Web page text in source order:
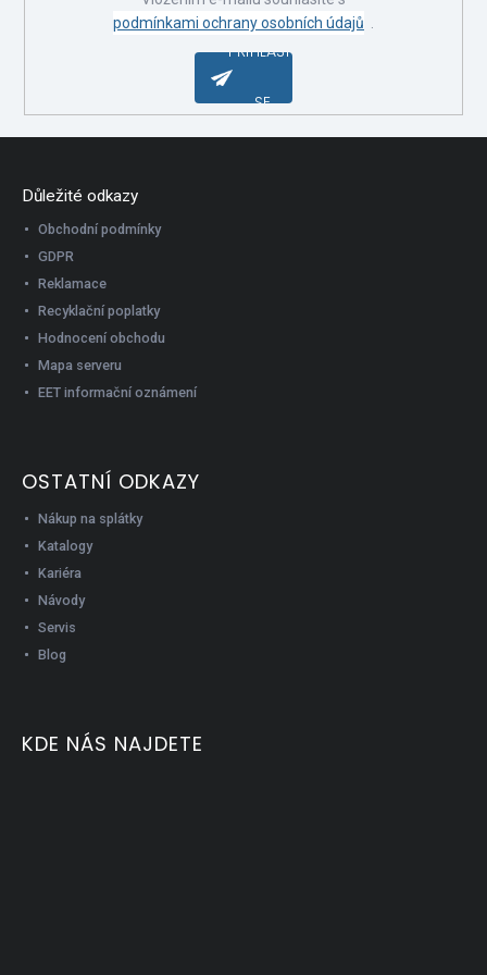
podmínkami ochrany osobních údajů
PŘIHLÁSIT
SE
Důležité odkazy
Obchodní podmínky
GDPR
Reklamace
Recyklační poplatky
Hodnocení obchodu
Mapa serveru
EET informační oznámení
OSTATNÍ ODKAZY
Nákup na splátky
Katalogy
Kariéra
Návody
Servis
Blog
KDE NÁS NAJDETE